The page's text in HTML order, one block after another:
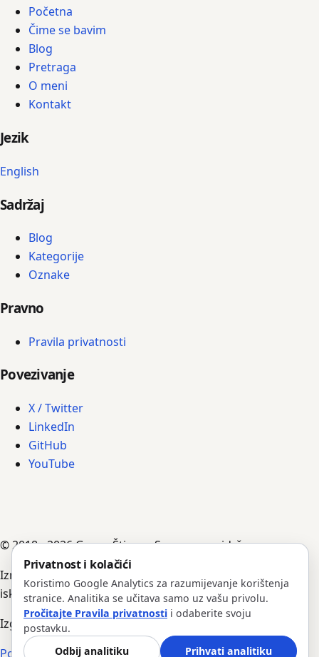
Početna
Čime se bavim
Blog
Pretraga
O meni
Kontakt
Jezik
English
Sadržaj
Blog
Kategorije
Oznake
Pravno
Pravila privatnosti
Povezivanje
X / Twitter
LinkedIn
GitHub
YouTube
© 2018 - 2026 Goran Štimac. Sva prava pridržana.
Izradili su ga AI agenti, vođeni Goranovim uputama,
iskustvom i bilješkama.
Izgradnja #352 · Verzija 1.0.204
Povratak na vrh
Privatnost i kolačići
Koristimo Google Analytics za razumijevanje korištenja
stranice. Analitika se učitava samo uz vašu privolu.
Pročitajte Pravila privatnosti i odaberite svoju
postavku.
Odbij analitiku
Prihvati analitiku